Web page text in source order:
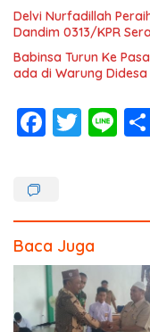
Delvi Nurfadillah
Dandim 0313/KPR
Babinsa Turun Ke
ada di Warung Didesa
F
o
o
k
T Li
Baca Juga